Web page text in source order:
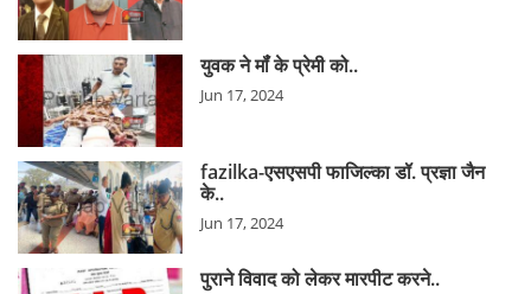
युवक ने मॉंं के प्रेमी को..
Jun 17, 2024
fazilka-एसएसपी फाजिल्का डॉ. प्रज्ञा जैन
के..
Jun 17, 2024
पुराने विवाद को लेकर मारपीट करने..